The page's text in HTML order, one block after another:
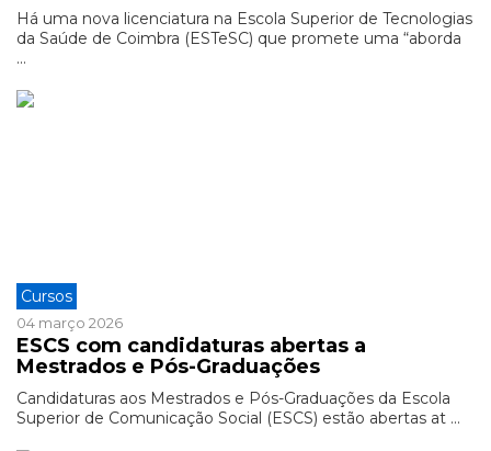
Há uma nova licenciatura na Escola Superior de Tecnologias
da Saúde de Coimbra (ESTeSC) que promete uma “aborda
...
Cursos
04 março 2026
ESCS com candidaturas abertas a
Mestrados e Pós-Graduações
Candidaturas aos Mestrados e Pós-Graduações da Escola
Superior de Comunicação Social (ESCS) estão abertas at ...